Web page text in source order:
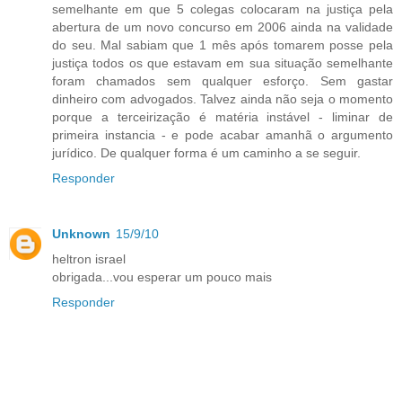
semelhante em que 5 colegas colocaram na justiça pela
abertura de um novo concurso em 2006 ainda na validade
do seu. Mal sabiam que 1 mês após tomarem posse pela
justiça todos os que estavam em sua situação semelhante
foram chamados sem qualquer esforço. Sem gastar
dinheiro com advogados. Talvez ainda não seja o momento
porque a terceirização é matéria instável - liminar de
primeira instancia - e pode acabar amanhã o argumento
jurídico. De qualquer forma é um caminho a se seguir.
Responder
Unknown 15/9/10
heltron israel
obrigada...vou esperar um pouco mais
Responder